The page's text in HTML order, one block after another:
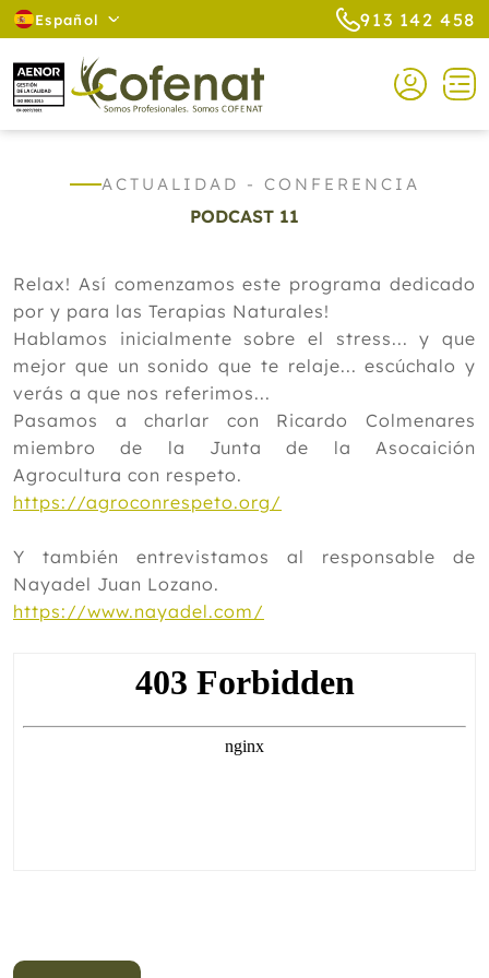
Español 913 142 458
ACTUALIDAD - CONFERENCIA
PODCAST 11
Relax! Así comenzamos este programa dedicado
por y para las Terapias Naturales!
Hablamos inicialmente sobre el stress... y que
mejor que un sonido que te relaje... escúchalo y
verás a que nos referimos...
Pasamos a charlar con Ricardo Colmenares
miembro de la Junta de la Asocaición
Agrocultura con respeto.
https://agroconrespeto.org/
Y también entrevistamos al responsable de
Nayadel Juan Lozano.
https://www.nayadel.com/